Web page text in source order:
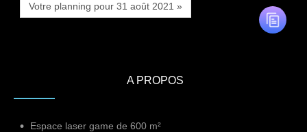
Votre planning pour 31 août 2021 »
A PROPOS
Espace laser game de 600 m²